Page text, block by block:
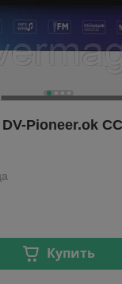
Pioneer.ok
Купить